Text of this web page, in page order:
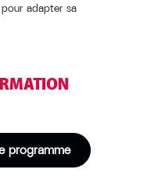
adapter sa
programme